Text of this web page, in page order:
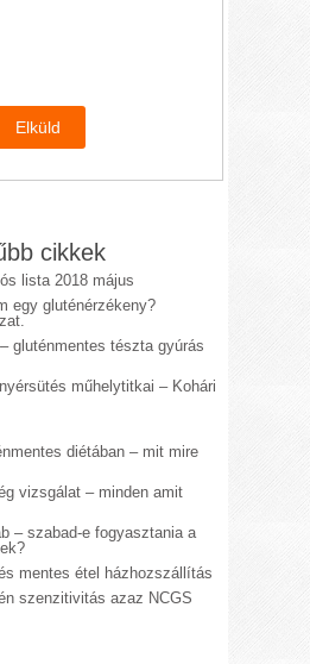
cikkek
lista 2018 május
egy gluténérzékeny?
gluténmentes tészta gyúrás
műhelytitkai – Kohári
diétában – mit mire
vizsgálat – minden amit
– szabad-e fogyasztania a
mentes étel házhozszállítás
szenzitivitás azaz NCGS